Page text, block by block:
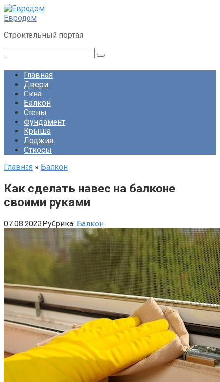
Перейти
к
Евродом
Строительный портал
Главная
Двери
Окна
Балкон
Стены
Фундамент
Крыша
Лоджия
Откосы
Главная » Балкон
Как сделать навес на балконе
своими руками
07.08.2023Рубрика: Балкон